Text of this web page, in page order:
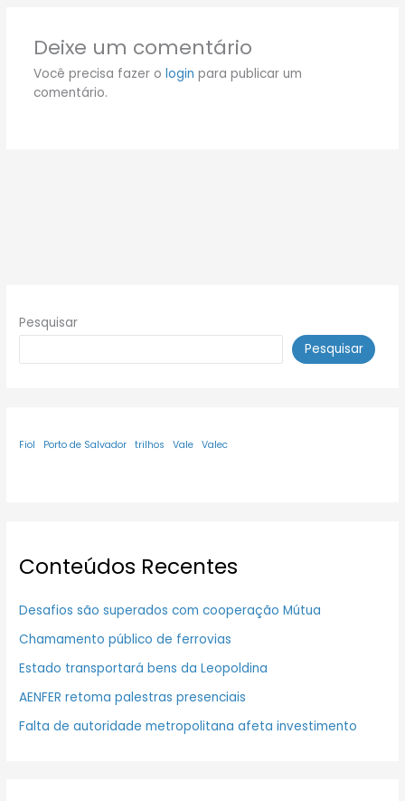
Deixe um comentário
Você precisa fazer o login para publicar um
comentário.
Pesquisar
Pesquisar
Fiol Porto de Salvador trilhos Vale Valec
Conteúdos Recentes
Desafios são superados com cooperação Mútua
Chamamento público de ferrovias
Estado transportará bens da Leopoldina
AENFER retoma palestras presenciais
Falta de autoridade metropolitana afeta investimento